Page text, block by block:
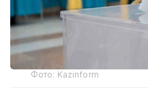
Фото: Kazinform